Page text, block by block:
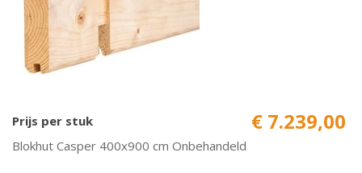
Prijs per stuk € 7.239,00
Blokhut Casper 400x900 cm Onbehandeld